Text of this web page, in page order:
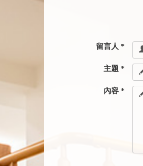
留言人 *
主題 *
內容 *